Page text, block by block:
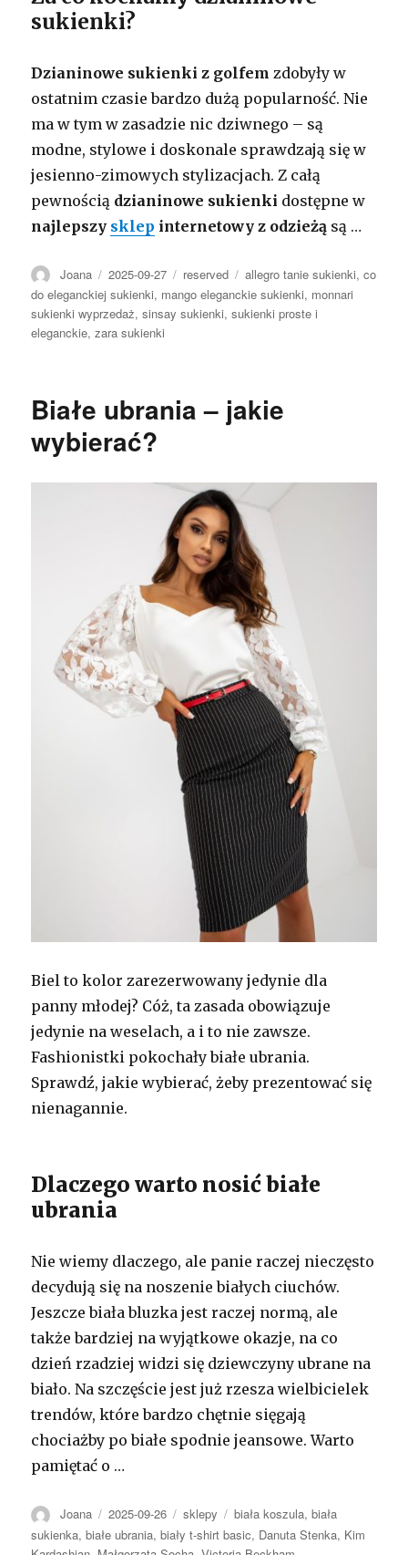
sukienki?
Dzianinowe sukienki z golfem zdobyły w
ostatnim czasie bardzo dużą popularność. Nie
ma w tym w zasadzie nic dziwnego – są
modne, stylowe i doskonale sprawdzają się w
jesienno-zimowych stylizacjach. Z całą
pewnością dzianinowe sukienki dostępne w
najlepszy sklep internetowy z odzieżą są …
Autor
Joana Opublikowano
2025-09-27 Kategorie
reserved Tagi
allegro tanie sukienki,co
do eleganckiej sukienki, mango eleganckie sukienki, monnari
sukienki wyprzedaż,sinsay sukienki,sukienki proste i
eleganckie,zara sukienki
Białe ubrania – jakie
wybierać?
Biel to kolor zarezerwowany jedynie dla
panny młodej? Cóż, ta zasada obowiązuje
jedynie na weselach, a i to nie zawsze.
Fashionistki pokochały białe ubrania.
Sprawdź, jakie wybierać, żeby prezentować się
nienagannie.
Dlaczego warto nosić białe
ubrania
Nie wiemy dlaczego, ale panie raczej nieczęsto
decydują się na noszenie białych ciuchów.
Jeszcze biała bluzka jest raczej normą, ale
także bardziej na wyjątkowe okazje, na co
dzień rzadziej widzi się dziewczyny ubrane na
biało. Na szczęście jest już rzesza wielbicielek
trendów, które bardzo chętnie sięgają
chociażby po białe spodnie jeansowe. Warto
pamiętać o …
Autor
Joana Opublikowano
2025-09-26 Kategorie
sklepy Tagi
biała koszula,biała
sukienka,białe ubrania,biały t-shirt basic, Danuta Stenka, Kim